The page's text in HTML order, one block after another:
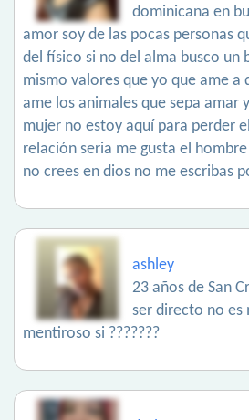
dominicana en
amor soy de las pocas personas
del físico si no del alma busco un
mismo valores que yo que ame a
ame los animales que sepa amar
mujer no estoy aquí para perder
relación seria me gusta el
no crees en dios no me escribas
ashley
23 años de San
ser directo no es
mentiroso si ???????